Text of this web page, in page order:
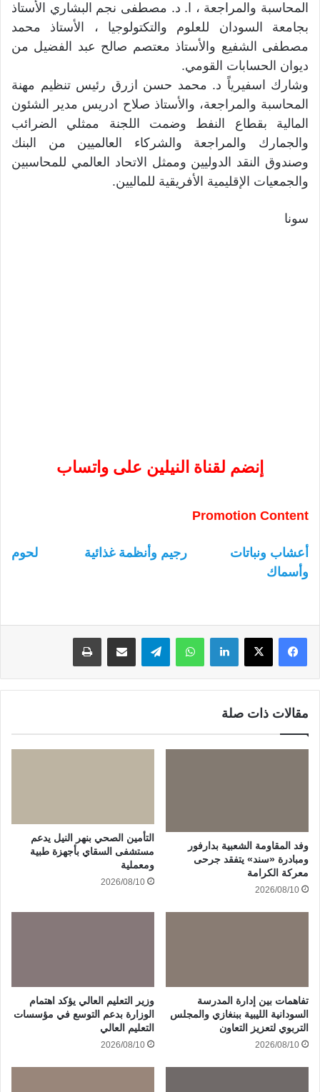
المحاسبة والمراجعة ، ا. د. مصطفى نجم البشاري الأستاذ
بجامعة السودان للعلوم والتكتولوجيا ، الأستاذ محمد
مصطفى الشفيع والأستاذ معتصم صالح عبد الفضيل من
ديوان الحسابات القومي.
وشارك اسفيرياً د. محمد حسن ازرق رئيس تنظيم مهنة
المحاسبة والمراجعة، والأستاذ صلاح ادريس مدير الشئون
المالية بقطاع النفط وضمت اللجنة ممثلي الضرائب
والجمارك والمراجعة والشركاء العالميين من البنك
وصندوق النقد الدوليين وممثل الاتحاد العالمي للمحاسبين
والجمعيات الإقليمية الأفريقية للماليين.
سونا
إنضم لقناة النيلين على واتساب
Promotion Content
أعشاب ونباتات رجيم وأنظمة غذائية
لحوم
وأسماك
لينكدإن واتساب
مقالات ذات صلة
وفد المقاومة الشعبية بدارفور
ومبادرة «سند» يتفقد جرحى
معركة الكرامة
2026/08/10
التأمين الصحي بنهر النيل يدعم
مستشفى السقاي بأجهزة طبية
ومعملية
2026/08/10
تفاهمات بين إدارة المدرسة
السودانية الليبية ببنغازي والمجلس
التربوي لتعزيز التعاون
2026/08/10
وزير التعليم العالي يؤكد اهتمام
الوزارة بدعم التوسع في مؤسسات
التعليم العالي
2026/08/10